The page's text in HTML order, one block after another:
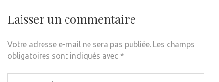
Laisser un commentaire
Votre adresse e-mail ne sera pas publiée. Les champs
obligatoires sont indiqués avec *